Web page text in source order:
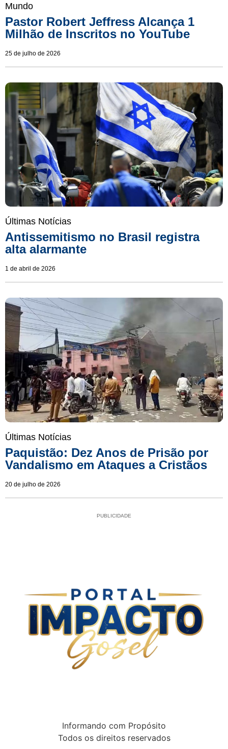
Mundo
Pastor Robert Jeffress Alcança 1
Milhão de Inscritos no YouTube
25 de julho de 2026
Últimas Notícias
Antissemitismo no Brasil registra
alta alarmante
1 de abril de 2026
Últimas Notícias
Paquistão: Dez Anos de Prisão por
Vandalismo em Ataques a Cristãos
20 de julho de 2026
PUBLICIDADE
Informando com Propósito
Todos os direitos reservados